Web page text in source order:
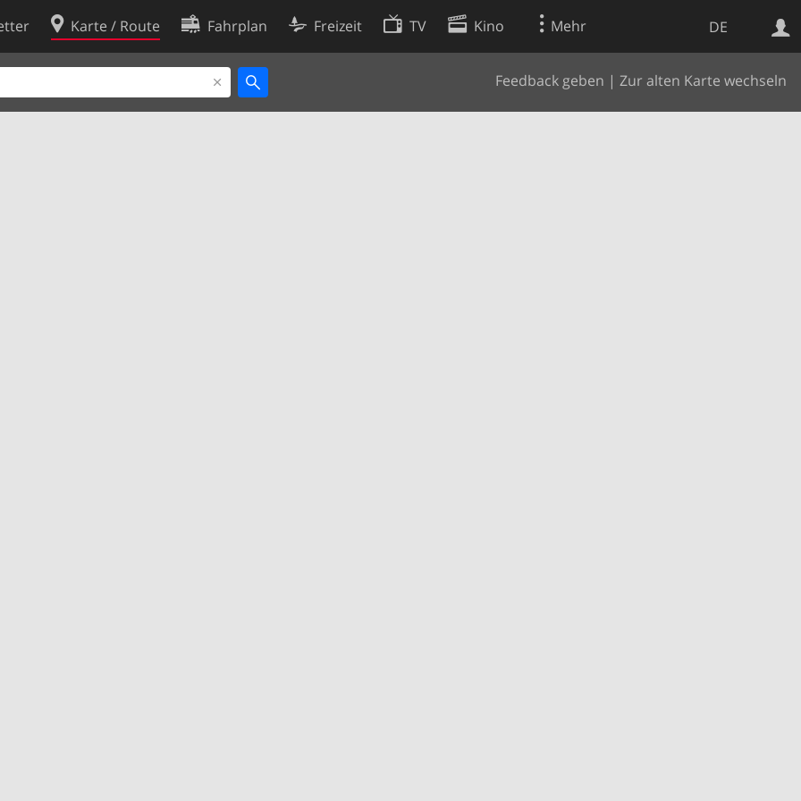
DE
Karte / Route Fahrplan Freizeit TV Kino Mehr
Feedback geben | Zur alten Karte wechseln
Websuche
Cookie-Richtlinie
Cookie-Einstellungen